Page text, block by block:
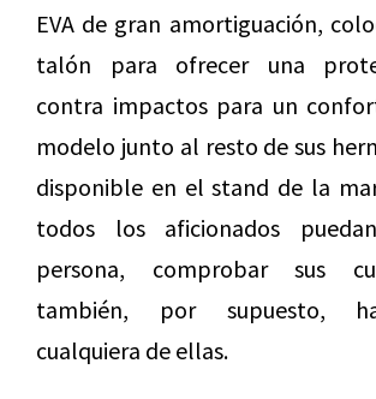
EVA de gran amortiguación,
talón para ofrecer una
contra impactos para un
modelo junto al resto de sus
disponible en el stand de la
todos los aficionados
persona, comprobar sus
también, por supuesto,
cualquiera de ellas.